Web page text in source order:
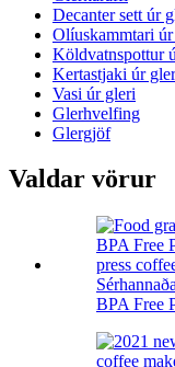
Decanter sett úr
Olíuskammtari
Köldvatnspottur
Kertastjaki úr
Vasi úr gleri
Glerhvelfing
Glergjöf
Valdar vörur
BPA Free